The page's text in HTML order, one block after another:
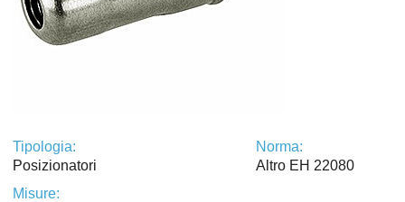
Tipologia:
Posizionatori
Norma:
Altro EH 22080
Misure: